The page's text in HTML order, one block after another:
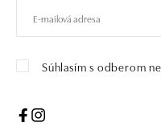
Súhlasím s odberom